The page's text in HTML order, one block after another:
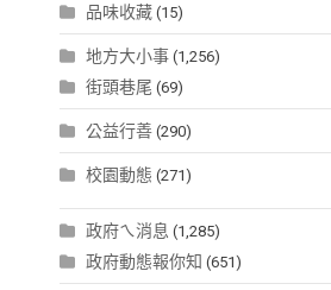
品味收藏 (15)
地方大小事 (1,256)
街頭巷尾 (69)
公益行善 (290)
校園動態 (271)
政府ㄟ消息 (1,285)
政府動態報你知 (651)